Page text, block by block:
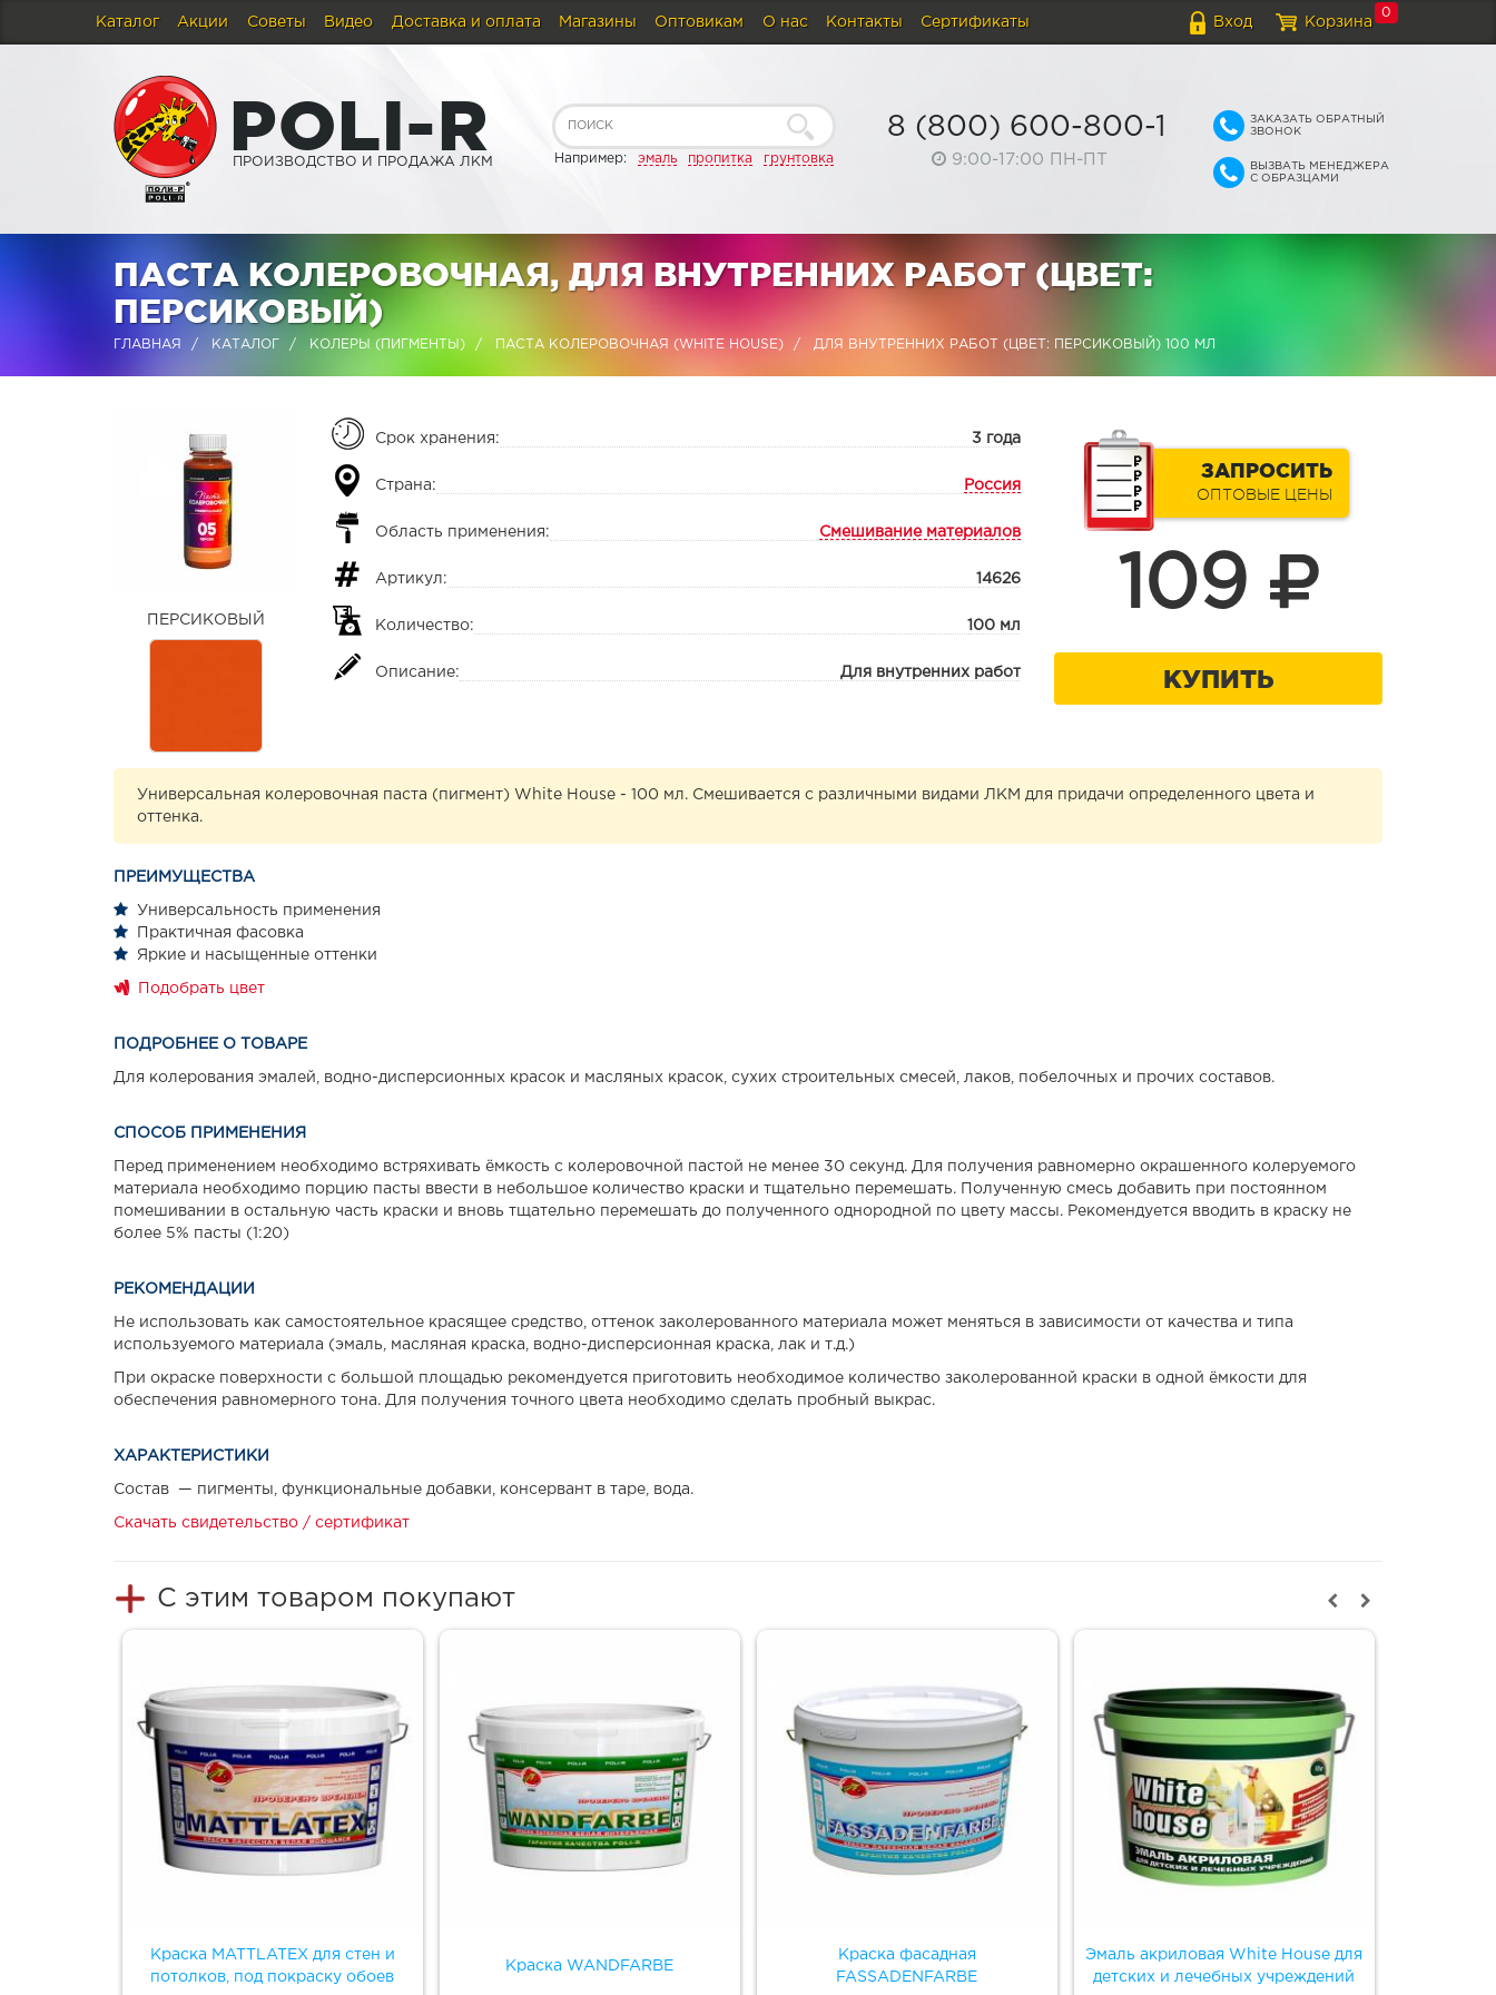
Вход Корзина
0
Каталог Акции Советы Видео Доставка и оплата Магазины Оптовикам О нас Контакты Сертификаты
POLI-R
ПРОИЗВОДСТВО И ПРОДАЖА ЛКМ Например: эмаль пропитка грунтовка
8 (800) 600-800-1
9:00-17:00 ПН-ПТ
ЗАКАЗАТЬ ОБРАТНЫЙ
ЗВОНОК
ВЫЗВАТЬ МЕНЕДЖЕРА
С ОБРАЗЦАМИ
ПАСТА КОЛЕРОВОЧНАЯ, ДЛЯ ВНУТРЕННИХ РАБОТ (ЦВЕТ:
ПЕРСИКОВЫЙ)
ГЛАВНАЯ КАТАЛОГ КОЛЕРЫ (ПИГМЕНТЫ) ПАСТА КОЛЕРОВОЧНАЯ (WHITE HOUSE) ДЛЯ ВНУТРЕННИХ РАБОТ (ЦВЕТ: ПЕРСИКОВЫЙ) 100 МЛ
ПЕРСИКОВЫЙ
Срок хранения: 3 года
Страна: Россия
Область применения: Смешивание материалов
Артикул: 14626
Количество: 100 мл
Описание: Для внутренних работ
ЗАПРОСИТЬ
ОПТОВЫЕ ЦЕНЫ
109
КУПИТЬ
Универсальная колеровочная паста (пигмент) White House - 100 мл. Смешивается с различными видами ЛКМ для придачи определенного цвета и
оттенка.
ПРЕИМУЩЕСТВА
Универсальность применения
Практичная фасовка
Яркие и насыщенные оттенки
Подобрать цвет
ПОДРОБНЕЕ О ТОВАРЕ
Для колерования эмалей, водно-дисперсионных красок и масляных красок, сухих строительных смесей, лаков, побелочных и прочих составов.
СПОСОБ ПРИМЕНЕНИЯ
Перед применением необходимо встряхивать ёмкость с колеровочной пастой не менее 30 секунд. Для получения равномерно окрашенного колеруемого
материала необходимо порцию пасты ввести в небольшое количество краски и тщательно перемешать. Полученную смесь добавить при постоянном
помешивании в остальную часть краски и вновь тщательно перемешать до полученного однородной по цвету массы. Рекомендуется вводить в краску не
более 5% пасты (1:20)
РЕКОМЕНДАЦИИ
Не использовать как самостоятельное красящее средство, оттенок заколерованного материала может меняться в зависимости от качества и типа
используемого материала (эмаль, масляная краска, водно-дисперсионная краска, лак и т.д.)
При окраске поверхности с большой площадью рекомендуется приготовить необходимое количество заколерованной краски в одной ёмкости для
обеспечения равномерного тона. Для получения точного цвета необходимо сделать пробный выкрас.
ХАРАКТЕРИСТИКИ
Состав — пигменты, функциональные добавки, консервант в таре, вода.
Скачать свидетельство / сертификат
С этим товаром покупают
Краска MATTLATEX для стен и
потолков, под покраску обоев
Краска WANDFARBE
Краска фасадная
FASSADENFARBE
Эмаль акриловая White House для
детских и лечебных учреждений